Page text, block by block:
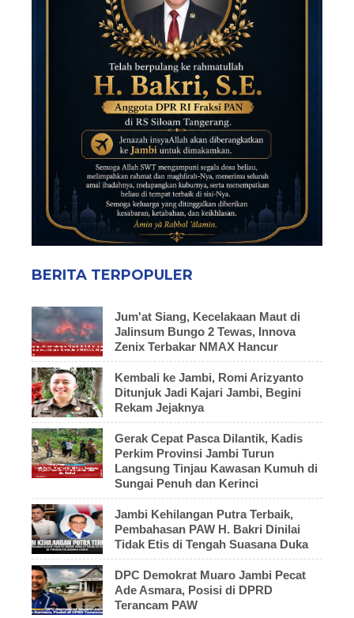
BERITA TERPOPULER
Jum'at Siang, Kecelakaan Maut di
Jalinsum Bungo 2 Tewas, Innova
Zenix Terbakar NMAX Hancur
Kembali ke Jambi, Romi Arizyanto
Ditunjuk Jadi Kajari Jambi, Begini
Rekam Jejaknya
Gerak Cepat Pasca Dilantik, Kadis
Perkim Provinsi Jambi Turun
Langsung Tinjau Kawasan Kumuh di
Sungai Penuh dan Kerinci
Jambi Kehilangan Putra Terbaik,
Pembahasan PAW H. Bakri Dinilai
Tidak Etis di Tengah Suasana Duka
DPC Demokrat Muaro Jambi Pecat
Ade Asmara, Posisi di DPRD
Terancam PAW